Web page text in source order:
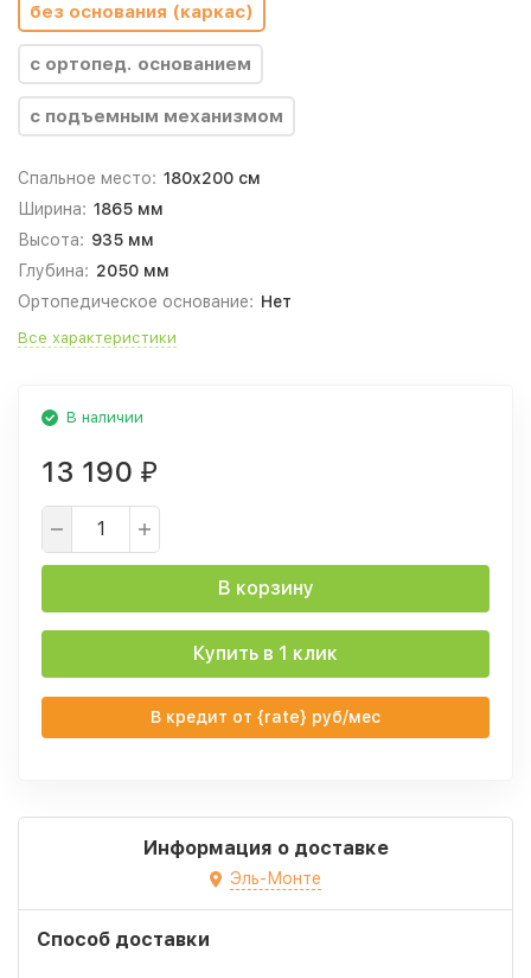
без основания (каркас)
с ортопед. основанием
с подъемным механизмом
Спальное место: 180x200 см
Ширина: 1865 мм
Высота: 935 мм
Глубина: 2050 мм
Ортопедическое основание: Нет
Все характеристики
В наличии
13 190 ₽
В корзину
Купить в 1 клик
В кредит от {rate} руб/мес
Информация о доставке
Эль-Монте
Способ доставки